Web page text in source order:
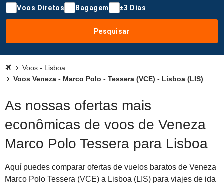
Voos Diretos Bagagem ±3 Dias
Pesquisar
Voos - Lisboa
Voos Veneza - Marco Polo - Tessera (VCE) - Lisboa (LIS)
As nossas ofertas mais
econômicas de voos de Veneza
Marco Polo Tessera para Lisboa
Aquí puedes comparar ofertas de vuelos baratos de Veneza
Marco Polo Tessera (VCE) a Lisboa (LIS) para viajes de ida